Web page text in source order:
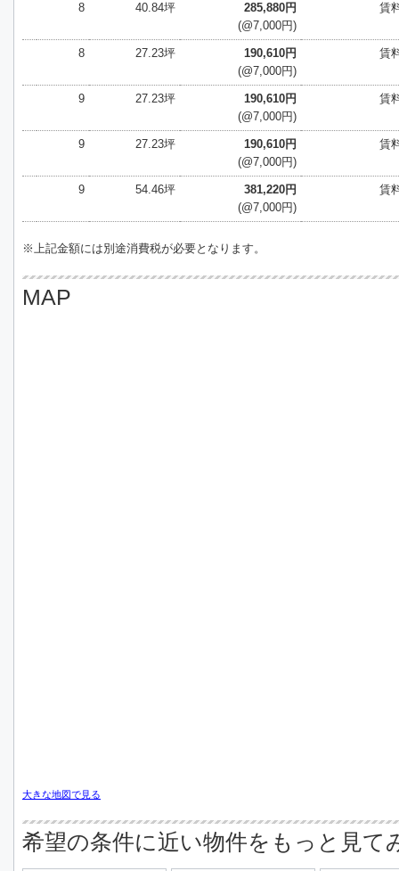
8 40.84坪
285,880円
(@7,000円)
賃
8 27.23坪
190,610円
(@7,000円)
賃
9 27.23坪
190,610円
(@7,000円)
賃
9 27.23坪
190,610円
(@7,000円)
賃
9 54.46坪
381,220円
(@7,000円)
賃
※上記金額には別途消費税が必要となります。
MAP
大きな地図で見る
希望の条件に近い物件をもっと見て